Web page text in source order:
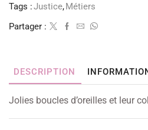
Tags :Justice,Métiers
Partager :
DESCRIPTION
Jolies boucles d’oreilles et leur